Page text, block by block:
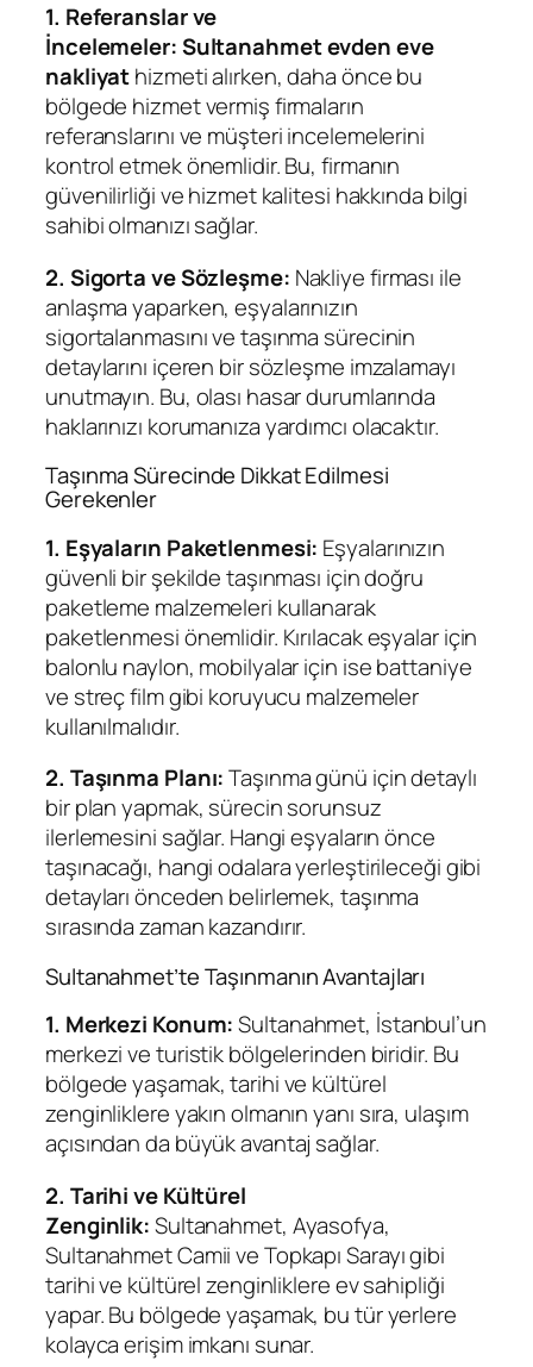
1. Referanslar ve
İncelemeler:Sultanahmet evden eve
nakliyathizmeti alırken, daha önce bu
bölgede hizmet vermiş firmaların
referanslarını ve müşteri incelemelerini
kontrol etmek önemlidir. Bu, firmanın
güvenilirliği ve hizmet kalitesi hakkında bilgi
sahibi olmanızı sağlar.
2. Sigorta ve Sözleşme: Nakliye firması ile
anlaşma yaparken, eşyalarınızın
sigortalanmasını ve taşınma sürecinin
detaylarını içeren bir sözleşme imzalamayı
unutmayın. Bu, olası hasar durumlarında
haklarınızı korumanıza yardımcı olacaktır.
Taşınma Sürecinde Dikkat Edilmesi
Gerekenler
1. Eşyaların Paketlenmesi: Eşyalarınızın
güvenli bir şekilde taşınması için doğru
paketleme malzemeleri kullanarak
paketlenmesi önemlidir. Kırılacak eşyalar için
balonlu naylon, mobilyalar için ise battaniye
ve streç film gibi koruyucu malzemeler
kullanılmalıdır.
2. Taşınma Planı:Taşınma günü için detaylı
bir plan yapmak, sürecin sorunsuz
ilerlemesini sağlar. Hangi eşyaların önce
taşınacağı, hangi odalara yerleştirileceği gibi
detayları önceden belirlemek, taşınma
sırasında zaman kazandırır.
Sultanahmet’te Taşınmanın Avantajları
1. Merkezi Konum:Sultanahmet, İstanbul’un
merkezi ve turistik bölgelerinden biridir. Bu
bölgede yaşamak, tarihi ve kültürel
zenginliklere yakın olmanın yanı sıra, ulaşım
açısından da büyük avantaj sağlar.
2. Tarihi ve Kültürel
Zenginlik:Sultanahmet, Ayasofya,
Sultanahmet Camii ve Topkapı Sarayı gibi
tarihi ve kültürel zenginliklere ev sahipliği
yapar. Bu bölgede yaşamak, bu tür yerlere
kolayca erişim imkanı sunar.